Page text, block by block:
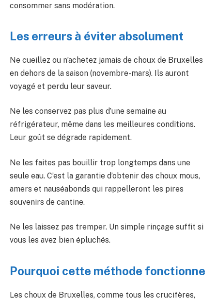
consommer sans modération.
Les erreurs à éviter absolument
Ne cueillez ou n’achetez jamais de choux de Bruxelles
en dehors de la saison (novembre-mars). Ils auront
voyagé et perdu leur saveur.
Ne les conservez pas plus d’une semaine au
réfrigérateur, même dans les meilleures conditions.
Leur goût se dégrade rapidement.
Ne les faites pas bouillir trop longtemps dans une
seule eau. C’est la garantie d’obtenir des choux mous,
amers et nauséabonds qui rappelleront les pires
souvenirs de cantine.
Ne les laissez pas tremper. Un simple rinçage suffit si
vous les avez bien épluchés.
Pourquoi cette méthode fonctionne
Les choux de Bruxelles, comme tous les crucifères,